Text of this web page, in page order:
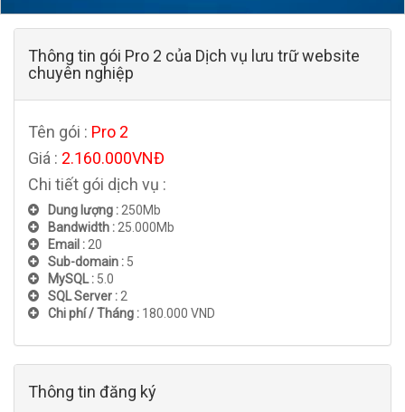
Thông tin gói Pro 2 của Dịch vụ lưu trữ website
chuyên nghiệp
Tên gói : Pro 2
Giá : 2.160.000VNĐ
Chi tiết gói dịch vụ :
Dung lượng : 250Mb
Bandwidth : 25.000Mb
Email : 20
Sub-domain : 5
MySQL : 5.0
SQL Server : 2
Chi phí / Tháng : 180.000 VND
Thông tin đăng ký